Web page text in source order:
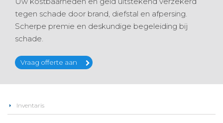
tegen schade door brand, diefstal en afpersing.
Scherpe premie en deskundige begeleiding bij
schade.
Vraag offerte aan
Inventaris